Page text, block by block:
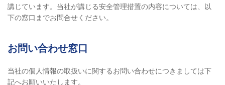
講じています。当社が講じる安全管理措置の内容については、以
下の窓口までお問合せください。
お問い合わせ窓口
当社の個人情報の取扱いに関するお問い合わせにつきましては下
記へお願いいたします。